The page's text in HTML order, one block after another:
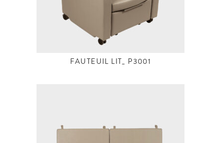
FAUTEUIL LIT_ P3001